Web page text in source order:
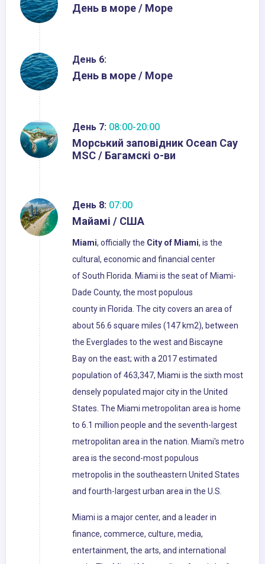
День в море / Море
День 6:
День в море / Море
День 7: 08:00-20:00
Морський заповідник Ocean Cay
MSC / Багамскі о-ви
День 8: 07:00
Майамі / США
Miami, officially the City of Miami, is the
cultural, economic and financial center
of South Florida. Miami is the seat of Miami-
Dade County, the most populous
county in Florida. The city covers an area of
about 56.6 square miles (147 km2), between
the Everglades to the west and Biscayne
Bay on the east; with a 2017 estimated
population of 463,347, Miami is the sixth most
densely populated major city in the United
States. The Miami metropolitan area is home
to 6.1 million people and the seventh-largest
metropolitan area in the nation. Miami's metro
area is the second-most populous
metropolis in the southeastern United States
and fourth-largest urban area in the U.S.
Miami is a major center, and a leader in
finance, commerce, culture, media,
entertainment, the arts, and international